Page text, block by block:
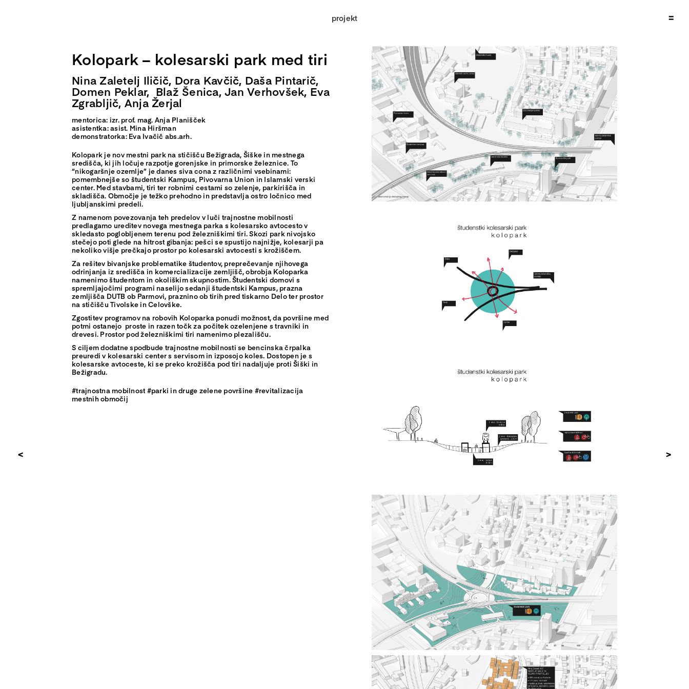
Kolopark – kolesarski park med tiri
Nina Zaletelj Iličič, Dora Kavčič, Daša Pintarič,
Domen Peklar, Blaž Šenica, Jan Verhovšek, Eva
Zgrabljič, Anja Žerjal
mentorica: izr. prof. mag. Anja Planišček
asistentka: asist. Mina Hiršman
demonstratorka: Eva Ivačič abs.arh.
Kolopark je nov mestni park na stičišču Bežigrada, Šiške in mestnega
središča, ki jih ločuje razpotje gorenjske in primorske železnice. To
“nikogaršnje ozemlje” je danes siva cona z različnimi vsebinami:
pomembnejše so študentski Kampus, Pivovarna Union in Islamski verski
center. Med stavbami, tiri ter robnimi cestami so zelenje, parkirišča in
skladišča. Območje je težko prehodno in predstavlja ostro ločnico med
ljubljanskimi predeli.
Z namenom povezovanja teh predelov v luči trajnostne mobilnosti
predlagamo ureditev novega mestnega parka s kolesarsko avtocesto v
skledasto poglobljenem terenu pod železniškimi tiri. Skozi park nivojsko
stečejo poti glede na hitrost gibanja: pešci se spustijo najnižje, kolesarji pa
nekoliko višje prečkajo prostor po kolesarski avtocesti s krožiščem.
Za rešitev bivanjske problematike študentov, preprečevanje njihovega
odrinjanja iz središča in komercializacije zemljišč, obrobja Koloparka
namenimo študentom in okoliškim skupnostim. Študentski domovi s
spremljajočimi programi naselijo sedanji študentski Kampus, prazna
zemljišča DUTB ob Parmovi, praznino ob tirih pred tiskarno Delo ter prostor
na stičišču Tivolske in Celovške.
Zgostitev programov na robovih Koloparka ponudi možnost, da površine med
potmi ostanejo proste in razen točk za počitek ozelenjene s travniki in
drevesi. Prostor pod železniškimi tiri namenimo plezališču.
S ciljem dodatne spodbude trajnostne mobilnosti se bencinska črpalka
preuredi v kolesarski center s servisom in izposojo koles. Dostopen je s
kolesarske avtoceste, ki se preko krožišča pod tiri nadaljuje proti Šiški in
Bežigradu.
#trajnostna mobilnost #parki in druge zelene površine #revitalizacija
mestnih območij
projekt